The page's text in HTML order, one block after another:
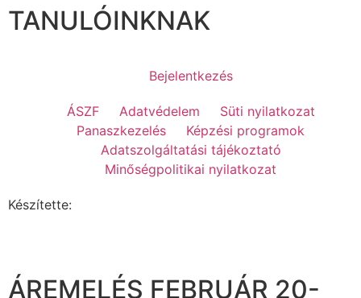
TANULÓINKNAK
Bejelentkezés
ÁSZF Adatvédelem
Süti nyilatkozat
Panaszkezelés
Képzési programok
Adatszolgáltatási tájékoztató
Minőségpolitikai nyilatkozat
Készítette:
ÁREMELÉS FEBRUÁR 20-